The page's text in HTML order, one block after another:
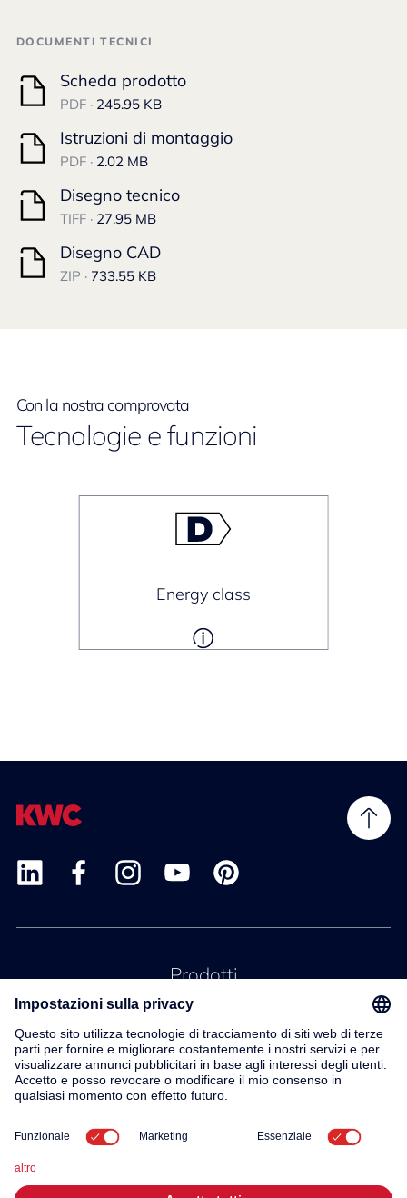
DOCUMENTI TECNICI
Scheda prodotto
PDF · 245.95 KB
Istruzioni di montaggio
PDF · 2.02 MB
Disegno tecnico
TIFF · 27.95 MB
Disegno CAD
ZIP · 733.55 KB
Con la nostra comprovata
Tecnologie e funzioni
Energy class
Prodotti
Servizio
Contatto
Su di noi